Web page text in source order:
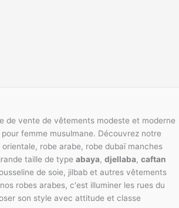
de vente de vêtements modeste et moderne
femme musulmane. Découvrez notre
robe arabe, robe dubaï manches
taille de type abaya, djellaba, caftan
de soie, jilbab et autres vêtements
robes arabes, c'est illuminer les rues du
son style avec attitude et classe